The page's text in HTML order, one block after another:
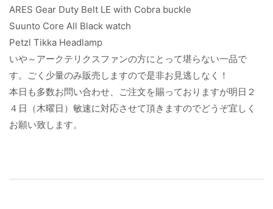
ARES Gear Duty Belt LE with Cobra buckle
Suunto Core All Black watch
Petzl Tikka Headlamp
いや～アークテリクスファンの方にとって堪らない一品で
す。ごく少量のみ販売しますので是非お見逃しなく！
本日も多数お問い合わせ、ご注文を賜っておりますが明日２
４日（木曜日）敏速に対応させて頂きますのでどうぞ宜しく
お願い致します。